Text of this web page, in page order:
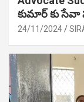
కుమార్ కు సేవా
24/11/2024